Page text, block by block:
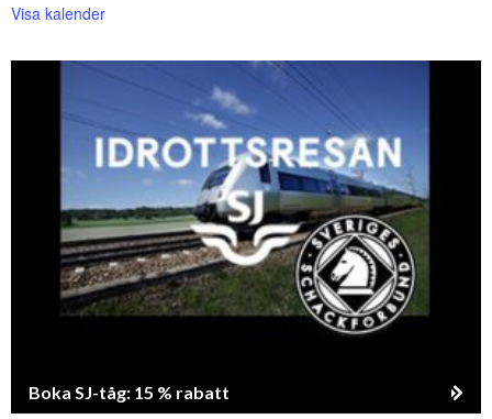
Visa kalender
Boka SJ-tåg: 15 % rabatt